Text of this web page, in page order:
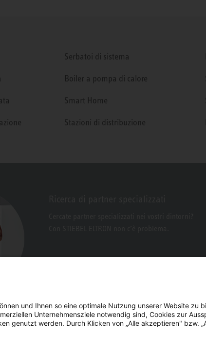
Serbatoi di sistema
Boiler a pompa di calore
Smart Home
Stazioni di distribuzione
und Ihnen so eine optimale Nutzung unserer Website zu
Unternehmensziele notwendig sind, Cookies zur
genutzt werden. Durch Klicken von „Alle akzeptieren" bzw.